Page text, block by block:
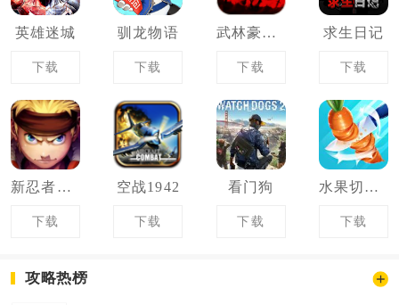
英雄迷城
下载
驯龙物语
下载
武林豪侠传
下载
求生日记
下载
新忍者世界
下载
空战1942
下载
看门狗
下载
水果切切乐
下载
攻略热榜